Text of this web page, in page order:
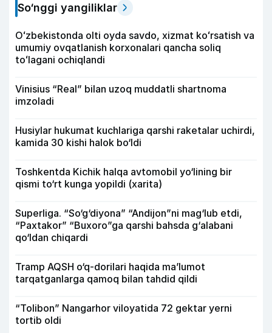
So‘nggi yangiliklar
Oʻzbekistonda olti oyda savdo, xizmat koʻrsatish va
umumiy ovqatlanish korxonalari qancha soliq
toʻlagani ochiqlandi
Vinisius “Real” bilan uzoq muddatli shartnoma
imzoladi
Husiylar hukumat kuchlariga qarshi raketalar uchirdi,
kamida 30 kishi halok bo‘ldi
Toshkentda Kichik halqa avtomobil yo‘lining bir
qismi to‘rt kunga yopildi (xarita)
Superliga. “So‘g‘diyona” “Andijon”ni mag‘lub etdi,
“Paxtakor” “Buxoro”ga qarshi bahsda g‘alabani
qo‘ldan chiqardi
Tramp AQSH o‘q-dorilari haqida ma’lumot
tarqatganlarga qamoq bilan tahdid qildi
“Tolibon” Nangarhor viloyatida 72 gektar yerni
tortib oldi